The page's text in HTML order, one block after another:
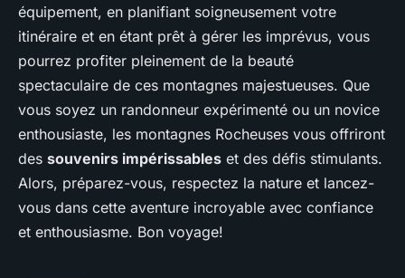
équipement, en planifiant soigneusement votre
itinéraire et en étant prêt à gérer les imprévus, vous
pourrez profiter pleinement de la beauté
spectaculaire de ces montagnes majestueuses. Que
vous soyez un randonneur expérimenté ou un novice
enthousiaste, les montagnes Rocheuses vous offriront
des souvenirs impérissables et des défis stimulants.
Alors, préparez-vous, respectez la nature et lancez-
vous dans cette aventure incroyable avec confiance
et enthousiasme. Bon voyage!